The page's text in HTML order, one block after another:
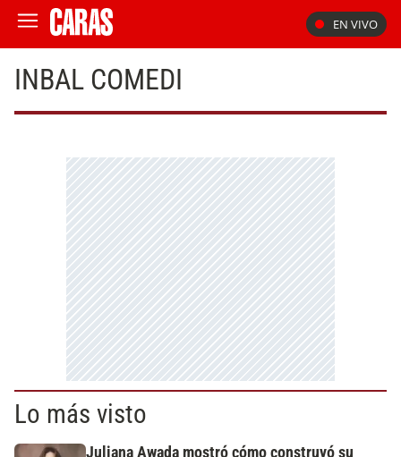
EN VIVO
INBAL COMEDI
Lo más visto
Juliana Awada mostró cómo construyó su